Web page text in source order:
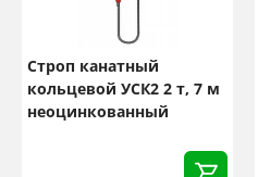
Строп канатный
кольцевой УСК2 2 т, 7 м
неоцинкованный